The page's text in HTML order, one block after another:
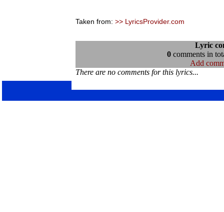
Taken from: >> LyricsProvider.com
Lyric
0comments in
Add
There are no comments for this lyrics...